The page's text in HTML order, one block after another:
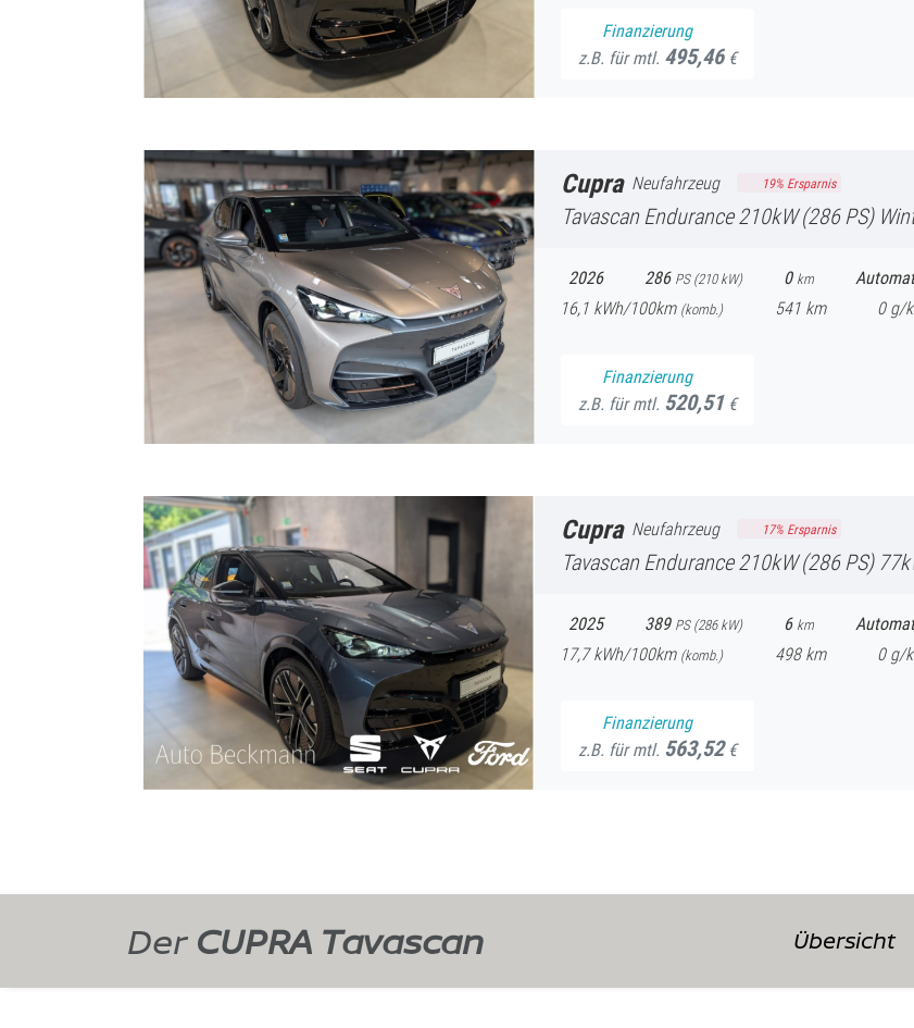
Finanzierung
z.B. für mtl. 495,46€
Cupra Neufahrzeug 19% Ersparnis
TavascanEndurance 210kW (286 PS) Winter Pack inkl.
2026 286 PS (210kW) 0 km
16,1 kWh/100km (komb.) 541 km 0 g/
Finanzierung
z.B. für mtl. 520,51€
Cupra Neufahrzeug 17% Ersparnis
TavascanEndurance 210kW (286 PS) 77kWh FullLink
2025 389 PS (286kW) 6 km
17,7 kWh/100km (komb.) 498 km 0 g/
Finanzierung
z.B. für mtl. 563,52€
Der CUPRA Tavascan Übersicht